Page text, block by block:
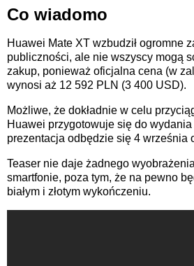
Co wiadomo
Huawei Mate XT wzbudził ogromne
publiczności, ale nie wszyscy mogą
zakup, ponieważ oficjalna cena (w
wynosi aż 12 592 PLN (3 400 USD).
Możliwe, że dokładnie w celu
Huawei przygotowuje się do wydania
prezentacja odbędzie się 4 września
Teaser nie daje żadnego
smartfonie, poza tym, że na pewno
białym i złotym wykończeniu.